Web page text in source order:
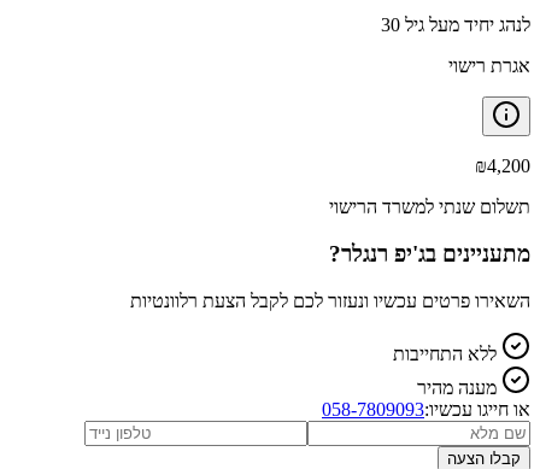
לנהג יחיד מעל גיל 30
אגרת רישוי
₪4,200
תשלום שנתי למשרד הרישוי
מתעניינים בג'יפ רנגלר?
השאירו פרטים עכשיו ונעזור לכם לקבל הצעת רלוונטיות
ללא התחייבות
מענה מהיר
או חייגו עכשיו:058-7809093
קבלו הצעה